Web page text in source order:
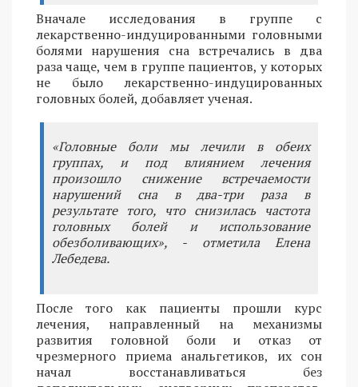
Вначале исследования в группе с
лекарственно-индуцированными головными
болями нарушения сна встречались в два
раза чаще, чем в группе пациентов, у которых
не было лекарственно-индуцированных
головных болей, добавляет ученая.
«Головные боли мы лечили в обеих
группах, и под влиянием лечения
произошло снижение встречаемости
нарушений сна в два-три раза в
результате того, что снизилась частота
головных болей и использование
обезболивающих», - отметила Елена
Лебедева.
После того как пациенты прошли курс
лечения, направленный на механизмы
развития головной боли и отказ от
чрезмерного приема анальгетиков, их сон
начал восстанавливаться без